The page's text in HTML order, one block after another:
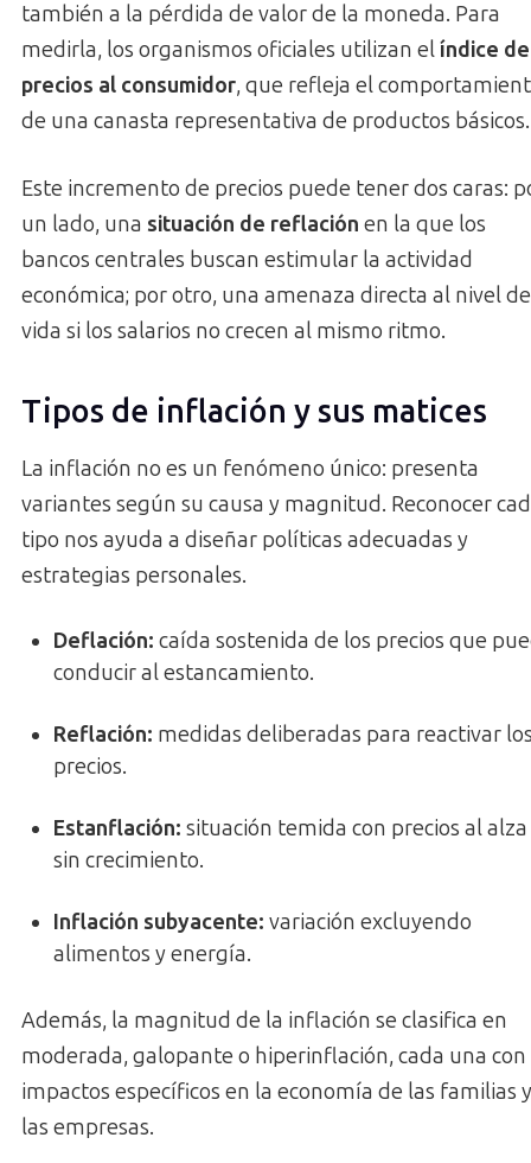
también a la pérdida de valor de la moneda. Para
medirla, los organismos oficiales utilizan elíndice de
precios al consumidor, que refleja el
de una canasta representativa de productos básicos.
Este incremento de precios puede tener dos caras:
un lado, una situación de reflación en la que los
bancos centrales buscan estimular la actividad
económica; por otro, una amenaza directa al nivel de
vida si los salarios no crecen al mismo ritmo.
Tipos de inflación y sus matices
La inflación no es un fenómeno único: presenta
variantes según su causa y magnitud. Reconocer
tipo nos ayuda a diseñar políticas adecuadas y
estrategias personales.
Deflación: caída sostenida de los precios que
conducir al estancamiento.
Reflación: medidas deliberadas para reactivar
precios.
Estanflación: situación temida con precios al alza
sin crecimiento.
Inflación subyacente: variación excluyendo
alimentos y energía.
Además, la magnitud de la inflación se clasifica en
moderada, galopante o hiperinflación, cada una con
impactos específicos en la economía de las familias y
las empresas.